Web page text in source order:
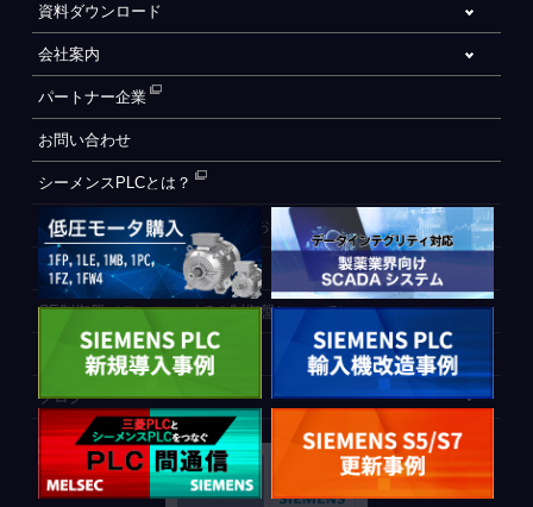
資料ダウンロード
会社案内
パートナー企業
お問い合わせ
シーメンスPLCとは？
自動化設備をご検討されているお客様へ
WEB会員登録フォーム
CE制御盤（ヨーロッパでの制御盤について）
PLC間通信
ブログ